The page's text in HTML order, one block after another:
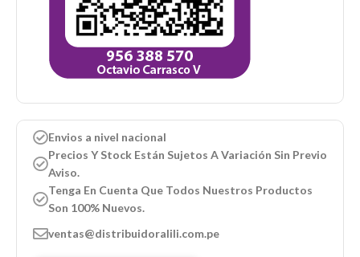
Envios a nivel nacional
Precios Y Stock Están Sujetos A Variación Sin Previo
Aviso.
Tenga En Cuenta Que Todos Nuestros Productos
Son 100% Nuevos.
ventas@distribuidoralili.com.pe